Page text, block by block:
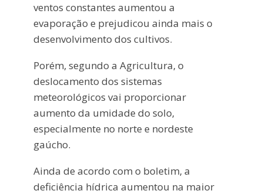
ventos constantes aumentou a
evaporação e prejudicou ainda mais o
desenvolvimento dos cultivos.
Porém, segundo a Agricultura, o
deslocamento dos sistemas
meteorológicos vai proporcionar
aumento da umidade do solo,
especialmente no norte e nordeste
gaúcho.
Ainda de acordo com o boletim, a
deficiência hídrica aumentou na maior